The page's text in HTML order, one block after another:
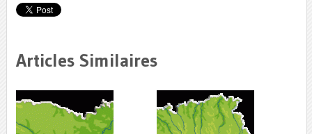
Articles Similaires